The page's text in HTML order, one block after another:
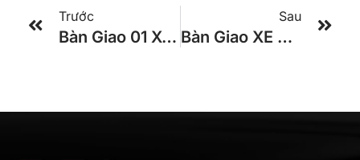
Trước
Bàn Giao 01 Xe Global 29 Chỗ TRACOMECO 2025 Cho Khách Hàng Ở TPHCM
Sau
Bàn Giao XE KHÁCH 24 PHÒNG VIP TRACOMECO Cho NX Đà Lạt Ơi